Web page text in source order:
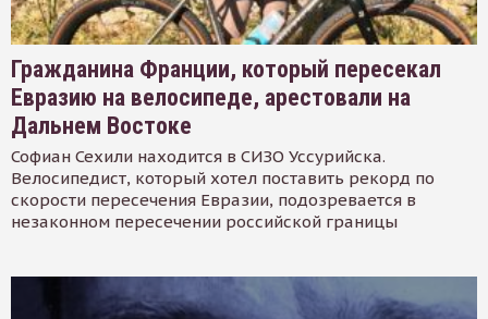
Гражданина Франции, который пересекал
Евразию на велосипеде, арестовали на
Дальнем Востоке
Софиан Сехили находится в СИЗО Уссурийска.
Велосипедист, который хотел поставить рекорд по
скорости пересечения Евразии, подозревается в
незаконном пересечении российской границы